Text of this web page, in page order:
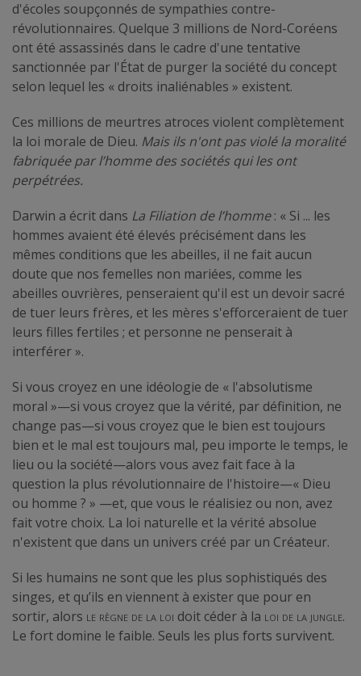
d'écoles soupçonnés de sympathies contre-
révolutionnaires. Quelque 3 millions de Nord-Coréens
ont été assassinés dans le cadre d'une tentative
sanctionnée par l'État de purger la société du concept
selon lequel les « droits inaliénables » existent.
Ces millions de meurtres atroces violent complètement
la loi morale de Dieu. Mais ils n'ont pas violé la moralité
fabriquée par l’homme des sociétés qui les ont
perpétrées.
Darwin a écrit dans La Filiation de l’homme: « Si ... les
hommes avaient été élevés précisément dans les
mêmes conditions que les abeilles, il ne fait aucun
doute que nos femelles non mariées, comme les
abeilles ouvrières, penseraient qu'il est un devoir sacré
de tuer leurs frères, et les mères s'efforceraient de tuer
leurs filles fertiles ; et personne ne penserait à
interférer ».
Si vous croyez en une idéologie de « l'absolutisme
moral »—si vous croyez que la vérité, par définition, ne
change pas—si vous croyez que le bien est toujours
bien et le mal est toujours mal, peu importe le temps, le
lieu ou la société—alors vous avez fait face à la
question la plus révolutionnaire de l'histoire—« Dieu
ou homme ? » —et, que vous le réalisiez ou non, avez
fait votre choix. La loi naturelle et la vérité absolue
n'existent que dans un univers créé par un Créateur.
Si les humains ne sont que les plus sophistiqués des
singes, et qu’ils en viennent à exister que pour en
sortir, alors le règne de la loi doit céder à la loi de la jungle.
Le fort domine le faible. Seuls les plus forts survivent.